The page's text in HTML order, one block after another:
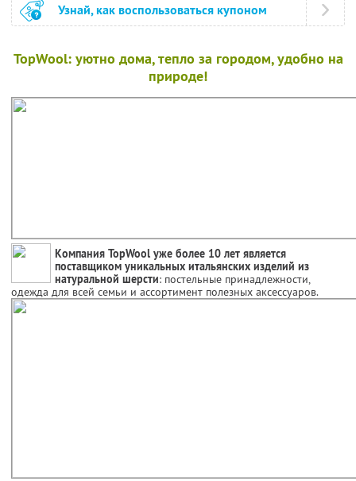
Узнай, как воспользоваться купоном
TopWool: уютно дома, тепло за городом, удобно на
природе!
Компания TopWool уже более 10 лет является
поставщиком уникальных итальянских изделий из
натуральной шерсти: постельные принадлежности,
одежда для всей семьи и ассортимент полезных аксессуаров.